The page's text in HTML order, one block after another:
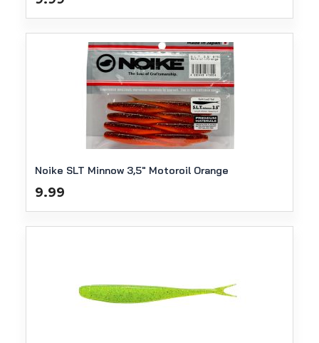
Noike SLT Minnow 3,5″ Motoroil Orange
9.99